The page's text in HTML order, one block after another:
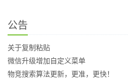
公告
关于复制粘贴
微信升级增加自定义菜单
物竞搜索算法更新，更准，更快！